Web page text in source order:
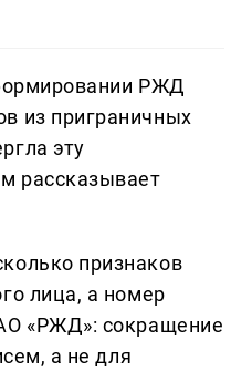
РЖД
из приграничных
эту
рассказывает
признаков
лица, а номер
«РЖД»: сокращение
а не для